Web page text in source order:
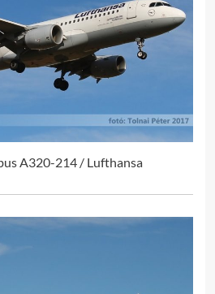
A320-214 / Lufthansa